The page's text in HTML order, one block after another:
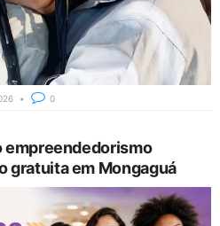
0
empreendedorismo
gratuita em Mongaguá